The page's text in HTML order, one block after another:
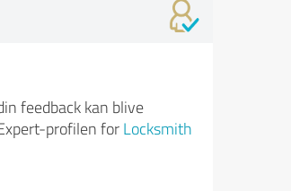
feedback kan blive
profilen for Locksmith